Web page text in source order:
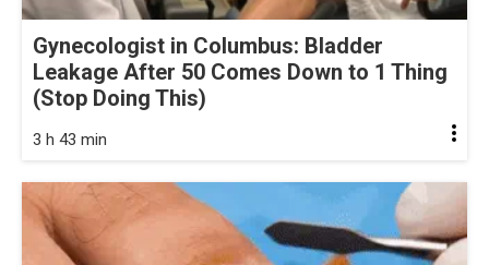
Gynecologist in Columbus: Bladder
Leakage After 50 Comes Down to 1 Thing
(Stop Doing This)
3 h 43 min